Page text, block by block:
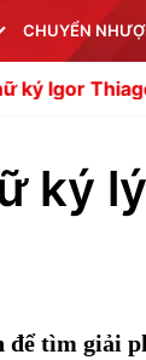
CHUYỂN
Sự tĩnh
ký lý
để tìm giải